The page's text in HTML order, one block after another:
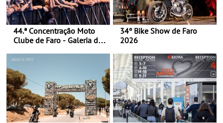
44.ª Concentração Moto
Clube de Faro - Galeria de
34º Bike Show de Faro
2026